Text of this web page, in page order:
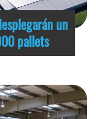
un
pallets